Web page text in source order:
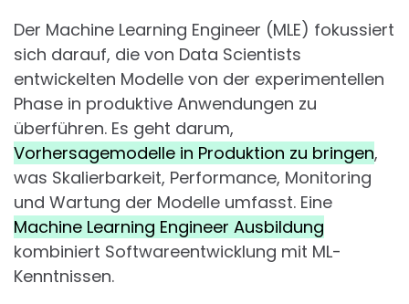
Der Machine Learning Engineer (MLE) fokussiert
sich darauf, die von Data Scientists
entwickelten Modelle von der experimentellen
Phase in produktive Anwendungen zu
überführen. Es geht darum,
Vorhersagemodelle in Produktion zu bringen,
was Skalierbarkeit, Performance, Monitoring
und Wartung der Modelle umfasst. Eine
Machine Learning Engineer Ausbildung
kombiniert Softwareentwicklung mit ML-
Kenntnissen.